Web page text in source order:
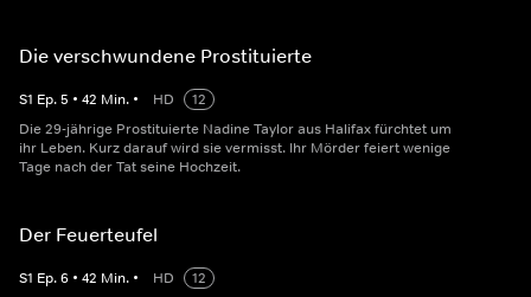
Die verschwundene Prostituierte
S1 Ep.5 • 42 Min. • HD
12
Die 29-jährige Prostituierte Nadine Taylor aus Halifax fürchtet um
ihr Leben. Kurz darauf wird sie vermisst. Ihr Mörder feiert wenige
Tage nach der Tat seine Hochzeit.
Der Feuerteufel
S1 Ep.6 • 42 Min. • HD
12